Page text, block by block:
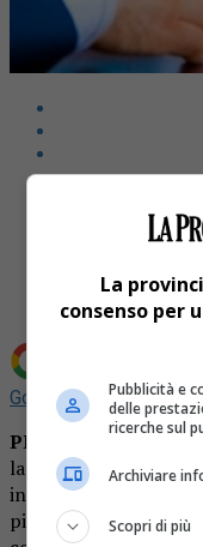
Google
PIEMONTE-Intesa
la più grande rete
interessi e di
piccole imprese,
La
consenso per
Pubblicità e
delle
ricerche sul
Archiviare
Scopri di più